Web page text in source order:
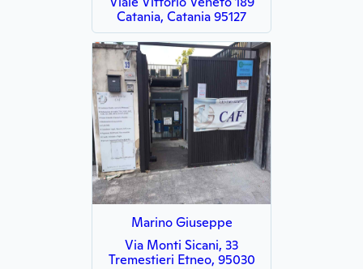
Catania, Catania 95127
Marino Giuseppe
Via Monti Sicani, 33
Tremestieri Etneo, 95030